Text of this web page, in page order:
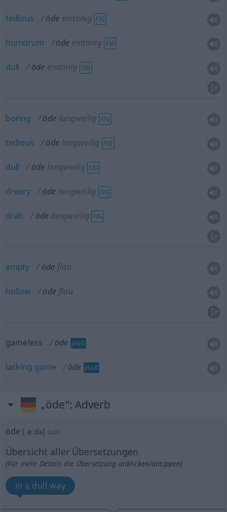
tedious öde eintönig FIG
humdrum öde eintönig FIG
dull öde eintönig FIG
boring öde langweilig FIG
tedious öde langweilig FIG
dull öde langweilig FIG
dreary öde langweilig FIG
drab öde langweilig FIG
empty öde flau
hollow öde flau
gameless öde JAGD
lacking game öde JAGD
„öde“: Adverb
öde [ˈøːdə] adv
Übersicht aller Übersetzungen
(Für mehr Details die Übersetzung anklicken/antippen)
in a dull way